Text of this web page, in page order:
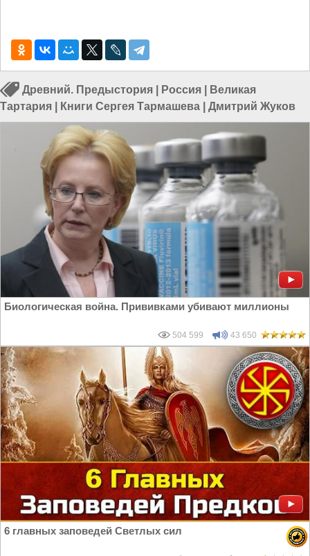
Древний. Предыстория Россия
Великая
Тартария
Книги Сергея Тармашева Дмитрий Жуков
Биологическая война. Прививками убивают миллионы
504 599 43 650
6 главных заповедей Светлых сил